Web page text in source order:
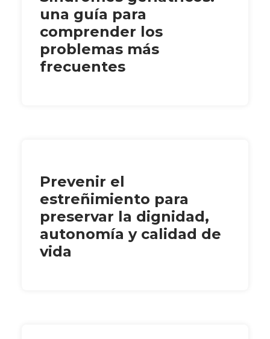
una guía para
comprender los
problemas más
frecuentes
Prevenir el
estreñimiento para
preservar la dignidad,
autonomía y calidad de
vida